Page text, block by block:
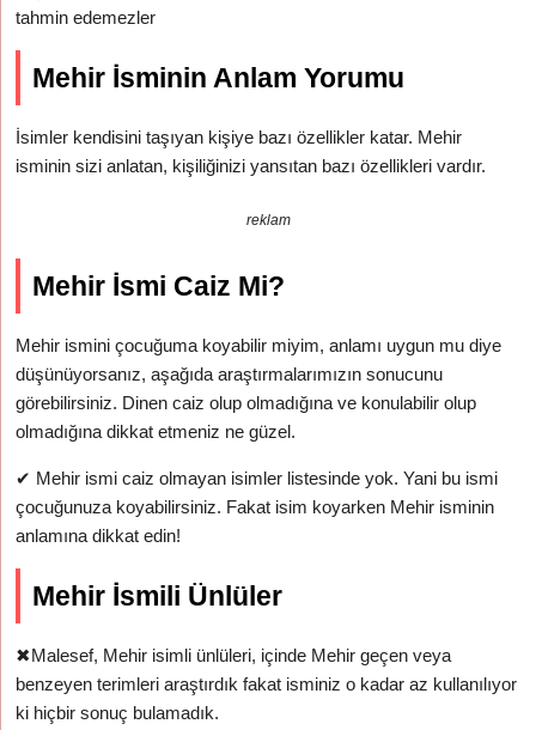
tahmin edemezler
Mehir İsminin Anlam Yorumu
İsimler kendisini taşıyan kişiye bazı özellikler katar. Mehir
isminin sizi anlatan, kişiliğinizi yansıtan bazı özellikleri vardır.
reklam
Mehir İsmi Caiz Mi?
Mehir ismini çocuğuma koyabilir miyim, anlamı uygun mu diye
düşünüyorsanız, aşağıda araştırmalarımızın sonucunu
görebilirsiniz. Dinen caiz olup olmadığına ve konulabilir olup
olmadığına dikkat etmeniz ne güzel.
✔ Mehir ismi caiz olmayan isimler listesinde yok. Yani bu ismi
çocuğunuza koyabilirsiniz. Fakat isim koyarken Mehir isminin
anlamına dikkat edin!
Mehir İsmili Ünlüler
✖Malesef, Mehir isimli ünlüleri, içinde Mehir geçen veya
benzeyen terimleri araştırdık fakat isminiz o kadar az kullanılıyor
ki hiçbir sonuç bulamadık.